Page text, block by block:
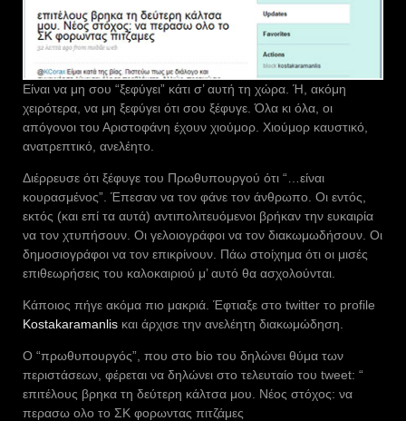
Είναι να μη σου “ξεφύγει” κάτι σ’ αυτή τη χώρα. Ή, ακόμη
χειρότερα, να μη ξεφύγει ότι σου ξέφυγε. Όλα κι όλα, οι
απόγονοι του Αριστοφάνη έχουν χιούμορ. Χιούμορ καυστικό,
ανατρεπτικό, ανελέητο.
Διέρρευσε ότι ξέφυγε του Πρωθυπουργού ότι “…είναι
κουρασμένος”. Έπεσαν να τον φάνε τον άνθρωπο. Οι εντός,
εκτός (και επί τα αυτά) αντιπολιτευόμενοι βρήκαν την ευκαιρία
να τον χτυπήσουν. Οι γελοιογράφοι να τον διακωμωδήσουν. Οι
δημοσιογράφοι να τον επικρίνουν. Πάω στοίχημα ότι οι μισές
επιθεωρήσεις του καλοκαιριού μ’ αυτό θα ασχολούνται.
Κάποιος πήγε ακόμα πιο μακριά. Έφτιαξε στο twitter το profile
Kostakaramanlis και άρχισε την ανελέητη διακωμώδηση.
Ο “πρωθυπουργός”, που στο bio του δηλώνει θύμα των
περιστάσεων, φέρεται να δηλώνει στο τελευταίο του tweet: “
επιτέλους βρηκα τη δεύτερη κάλτσα μου. Νέος στόχος: να
περασω ολο το ΣΚ φορωντας πιτζάμες